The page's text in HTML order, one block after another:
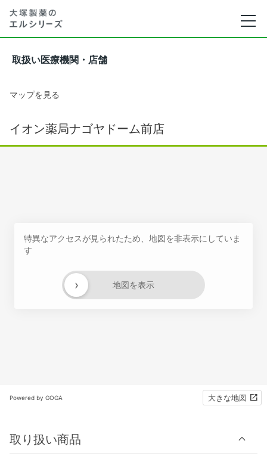
取扱い医療機関・店舗
マップを見る
イオン薬局ナゴヤドーム前店
特異なアクセスが見られたため、地図を非表示にしていま
す
地図を表示
›
Powered by GOGA 大きな地図
取り扱い商品